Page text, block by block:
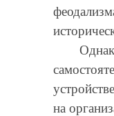
на